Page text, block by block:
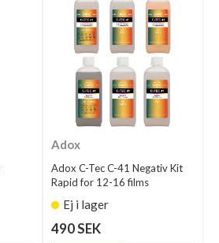
Adox
Adox C-Tec C-41 Negativ Kit
Rapid for 12-16 films
Ej i lager
490 SEK